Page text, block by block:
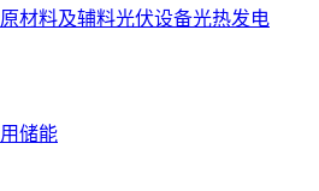
材料及辅料光伏设备光热发电
储能